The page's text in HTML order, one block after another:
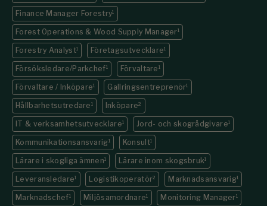
Finance Manager Forestry1
Forest Operations & Wood Supply Manager1
Forestry Analyst1 Företagsutvecklare1
Försöksledare/Parkchef1 Förvaltare 1
Förvaltare / Inköpare1 Gallringsentreprenör1
Hållbarhetsutredare 1 Inköpare2
IT & verksamhetsutvecklare1 Jord- och skogrådgivare1
Kommunikations­ansvarig1 Konsult1
Lärare i skogliga ämnen1 Lärare inom skogsbruk1
Leveransledare1 Logistikoperatör2 Marknadsansvarig1
Marknadschef1 Miljösamordnare1 Monitoring Manager1